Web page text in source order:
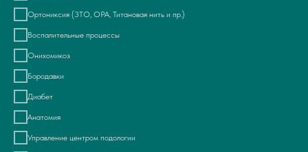
Ортониксия (3ТО, ОРА, Титановая нить и пр.)
Воспалительные процессы
Онихомикоз
Бородавки
Диабет
Анатомия
Управление центром подологии